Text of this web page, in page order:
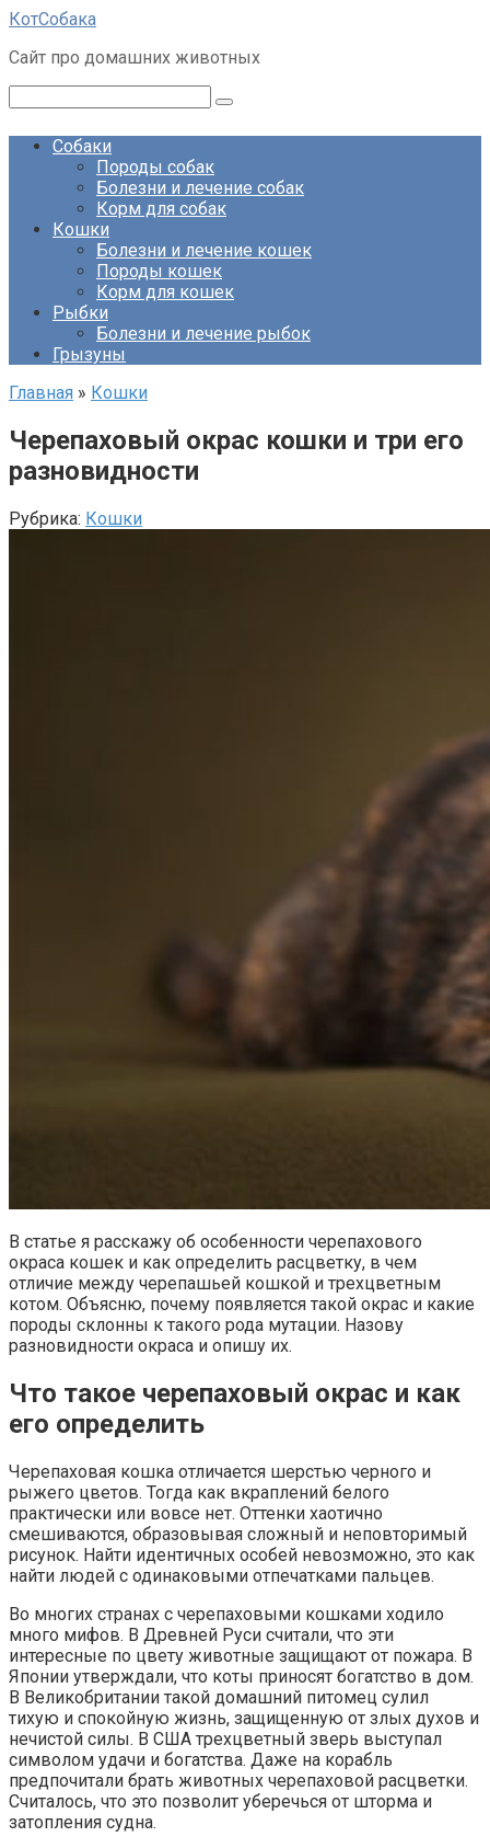
Перейти
контенту
КотСобака
Сайт про домашних животных
Собаки
Породы собак
Болезни и лечение собак
Корм для собак
Кошки
Болезни и лечение кошек
Породы кошек
Корм для кошек
Рыбки
Болезни и лечение рыбок
Грызуны
Главная » Кошки
Черепаховый окрас кошки и три его
разновидности
Рубрика: Кошки
В статье я расскажу об особенности черепахового
окраса кошек и как определить расцветку, в чем
отличие между черепашьей кошкой и трехцветным
котом. Объясню, почему появляется такой окрас и какие
породы склонны к такого рода мутации. Назову
разновидности окраса и опишу их.
Что такое черепаховый окрас и как
его определить
Черепаховая кошка отличается шерстью черного и
рыжего цветов. Тогда как вкраплений белого
практически или вовсе нет. Оттенки хаотично
смешиваются, образовывая сложный и неповторимый
рисунок. Найти идентичных особей невозможно, это как
найти людей с одинаковыми отпечатками пальцев.
Во многих странах с черепаховыми кошками ходило
много мифов. В Древней Руси считали, что эти
интересные по цвету животные защищают от пожара. В
Японии утверждали, что коты приносят богатство в дом.
В Великобритании такой домашний питомец сулил
тихую и спокойную жизнь, защищенную от злых духов и
нечистой силы. В США трехцветный зверь выступал
символом удачи и богатства. Даже на корабль
предпочитали брать животных черепаховой расцветки.
Считалось, что это позволит уберечься от шторма и
затопления судна.